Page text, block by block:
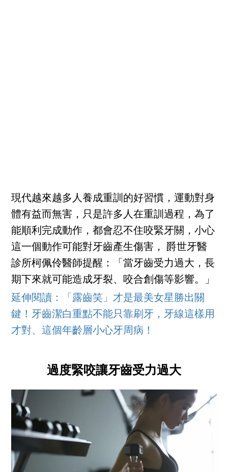
現代越來越多人養成重訓的好習慣，運動對身
體有益而無害，只是許多人在重訓過程，為了
能順利完成動作，都會忍不住咬緊牙關，小心
這一個動作可能對牙齒產生傷害， 爵世牙醫
診所柯佩伶醫師提醒：「當牙齒受力過大，長
期下來就可能造成牙裂、咬合創傷等影響。」
延伸閱讀：「露齒笑」才是最美女星勝出關
鍵！牙齒潔白重點不能只靠刷牙，牙線這樣用
才對、這個年齡層小心牙周病！
過度緊咬讓牙齒受力過大